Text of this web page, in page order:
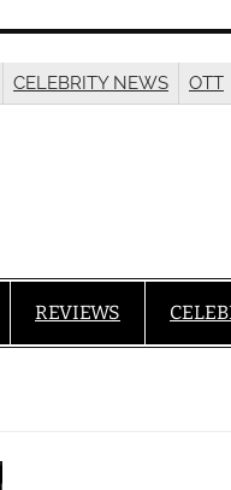
CELEBRITY NEWS OTT
REVIEWS